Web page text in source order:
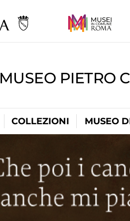
MUSEO PIETRO
COLLEZIONI MUSEO